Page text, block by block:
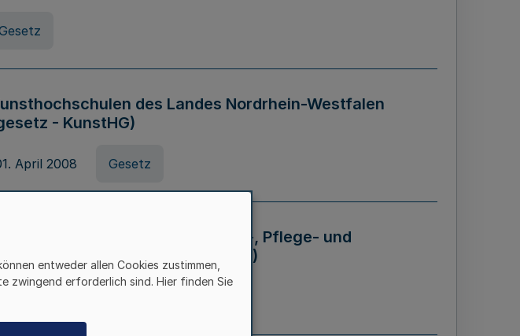
des Landes Nordrhein-Westfalen
- KunstHG)
April 2008 Gesetz
in Geburts-, Krankheits-, Pflege- und
NRW - BVO NRW)
entweder allen Cookies zustimmen,
zwingend erforderlich sind. Hier finden Sie